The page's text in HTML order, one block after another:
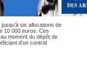
six allocations de
10 000 euros. Ces
moment du dépôt de
d'un contrat